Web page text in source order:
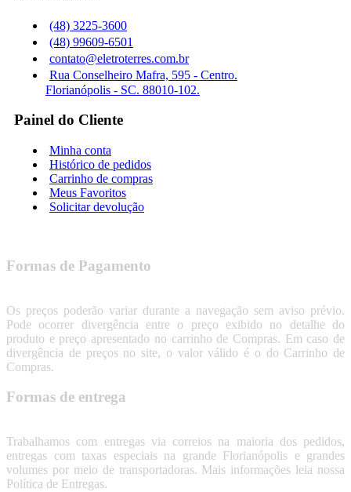
(48) 3225-3600
(48) 99609-6501
contato@eletroterres.com.br
Rua Conselheiro Mafra, 595 - Centro.
Florianópolis - SC. 88010-102.
Painel do Cliente
Minha conta
Histórico de pedidos
Carrinho de compras
Meus Favoritos
Solicitar devolução
Formas de Pagamento
Os preços poderão variar durante a navegação sem aviso prévio.
Pode ocorrer divergência entre o preço exibido no detalhe do
produto e preço apresentado no carrinho de Compras. Em caso de
divergência de preços no site, o valor válido é o do Carrinho de
Compras.
Formas de entrega
Trabalhamos com entregas via correios na maioria dos pedidos,
entregas com taxas especiais na grande Florianópolis e grandes
volumes por meio de transportadoras. Mais informações leia nossa
Política de Entregas.